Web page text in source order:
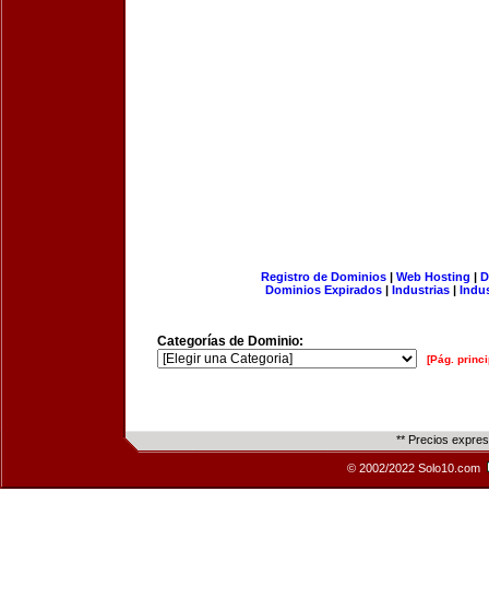
Registro de Dominios| Web Hosting |
Dominios Expirados | Industrias |
Categorías de Dominio:
[Pág.
** Precios
© 2002/2022 Solo10.com